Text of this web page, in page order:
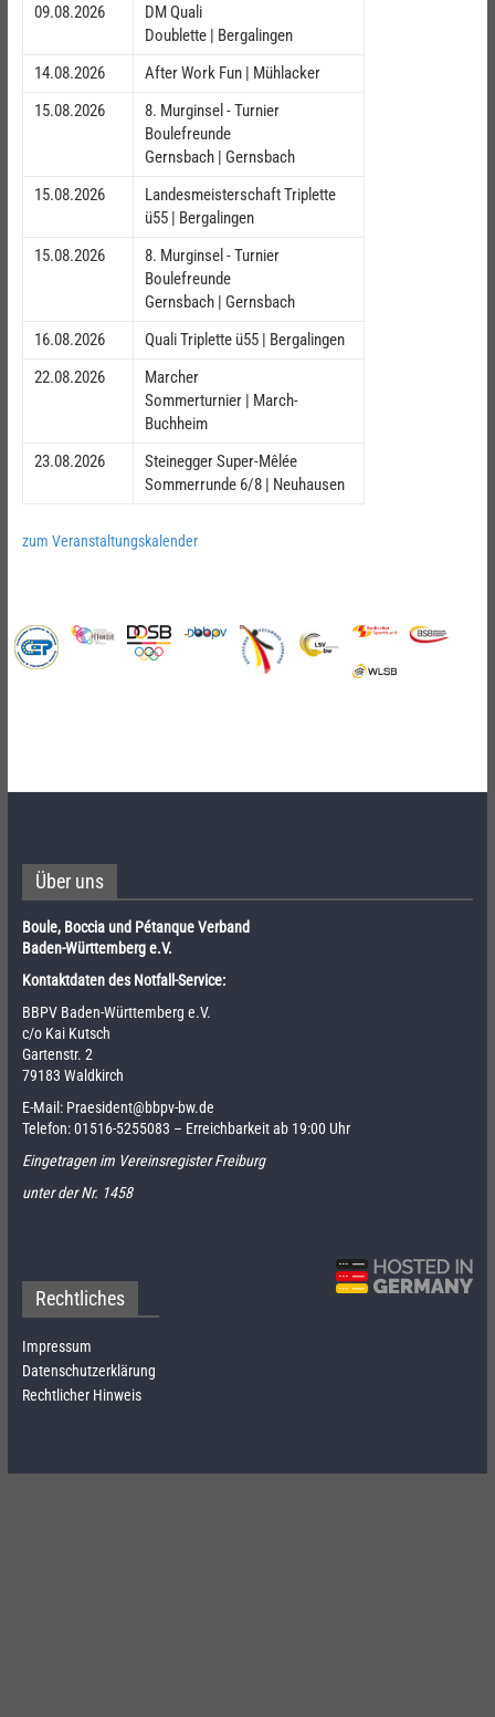
09.08.2026
DM Quali
Doublette | Bergalingen
14.08.2026
After Work Fun | Mühlacker
15.08.2026
8. Murginsel - Turnier
Boulefreunde
Gernsbach | Gernsbach
15.08.2026
Landesmeisterschaft Triplette
ü55 | Bergalingen
15.08.2026
8. Murginsel - Turnier
Boulefreunde
Gernsbach | Gernsbach
16.08.2026
Quali Triplette ü55 | Bergalingen
22.08.2026
Marcher
Sommerturnier | March-
Buchheim
23.08.2026
Steinegger Super-Mêlée
Sommerrunde 6/8 | Neuhausen
zum Veranstaltungskalender
Über uns
Boule, Boccia und Pétanque Verband
Baden-Württemberg e.V.
Kontaktdaten des Notfall-Service:
BBPV Baden-Württemberg e.V.
c/o Kai Kutsch
Gartenstr. 2
79183 Waldkirch
E-Mail: Praesident@bbpv-bw.de
Telefon:01516-5255083 – Erreichbarkeit ab 19:00 Uhr
Eingetragen im Vereinsregister Freiburg
unter der Nr. 1458
Rechtliches
Impressum
Datenschutzerklärung
Rechtlicher Hinweis